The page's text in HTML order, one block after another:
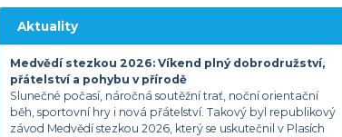
Aktuality
Medvědí stezkou 2026: Víkend plný dobrodružství,
přátelství a pohybu v přírodě
Slunečné počasí, náročná soutěžní trať, noční orientační
běh, sportovní hry i nová přátelství. Takový byl republikový
závod Medvědí stezkou 2026, který se uskutečnil v Plasích